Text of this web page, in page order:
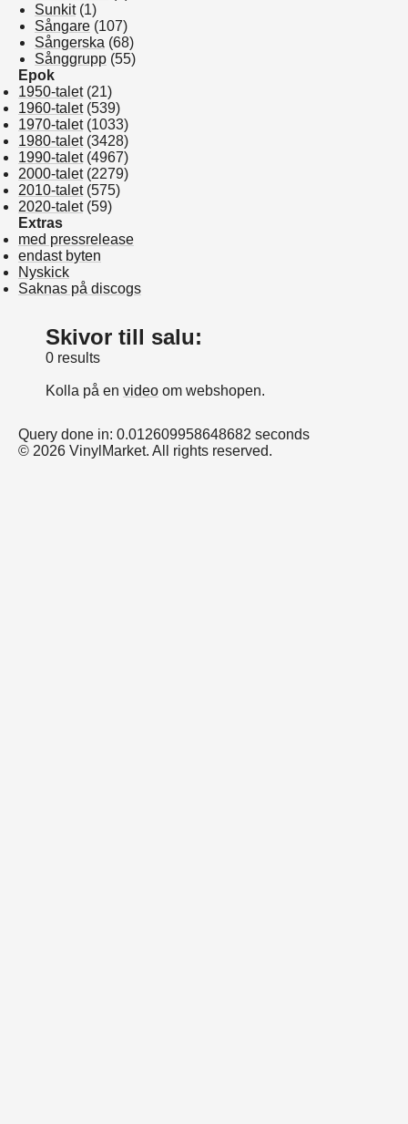
Sunkit(1)
Sångare (107)
Sångerska (68)
Sånggrupp (55)
Epok
1950-talet(21)
1960-talet(539)
1970-talet(1033)
1980-talet(3428)
1990-talet(4967)
2000-talet(2279)
2010-talet(575)
2020-talet(59)
Extras
med pressrelease
endast byten
Nyskick
Saknas på discogs
Skivor till salu:
0 results
Kolla på en video om webshopen.
Query done in: 0.012609958648682 seconds
© 2026 VinylMarket. All rights reserved.